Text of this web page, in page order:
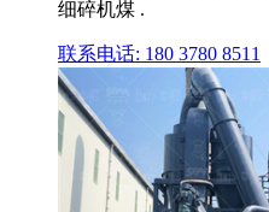
细碎机煤 .
联系电话: 180 3780 8511